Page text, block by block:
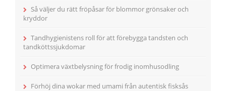
Så väljer du rätt fröpåsar för blommor grönsaker och
kryddor
Tandhygienistens roll för att förebygga tandsten och
tandköttssjukdomar
Optimera växtbelysning för frodig inomhusodling
Förhöj dina wokar med umami från autentisk fisksås